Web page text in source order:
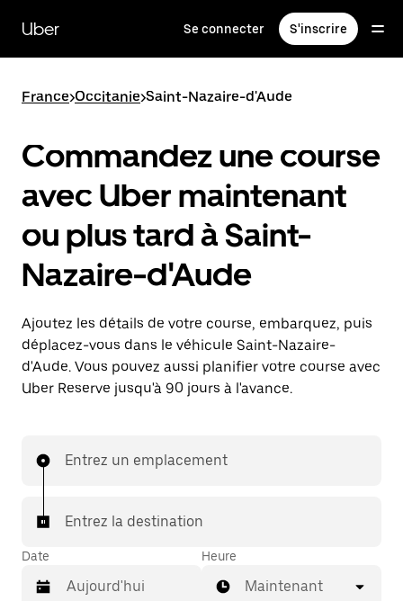
contenu
principal
Uber Se connecter S'inscrire
France>Occitanie>Saint-Nazaire-d'Aude
Commandez une course
avec Uber maintenant
ou plus tard à Saint-
Nazaire-d'Aude
Ajoutez les détails de votre course, embarquez, puis
déplacez-vous dans le véhicule Saint-Nazaire-
d'Aude. Vous pouvez aussi planifier votre course avec
Uber Reserve jusqu'à 90 jours à l'avance.
Entrez un emplacement
Entrez la destination
Date Heure
Maintenant